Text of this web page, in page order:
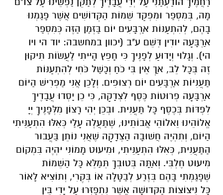
מָה, בְּמִסְפַּר וּמִפְקַד שֵׁמוֹת הַקְּדוֹשִׁים אֲשֶׁר פָּגַמְנוּ
בָהֶם, לְהִתְעַנּוֹת אַרְבָּעִים יוֹם בַּזְּמַן הַזֶּה כְּמִסְפַּר
אַרְבָּעָה יוּדִין דְּשֵׁם ע"ב (יכוון במחשבה: יוד הי ויו
הי). וְגָלוּי וְיָדוּעַ לְפָנֶיךָ כִּי חָפֵץ הָיִיתִי לַעֲשֹוֹת תִּיקוּן
זֶה בְּכָל לֵב, אַךְ אֵין בִּי כֹחַ וְכָשַׁל כֹּחִי לְהִתְעַנּוֹת
תַּעֲנִיּוֹת אַרְבָּעִים יוֹם רְצוּפִים. וְלָכֵן אֲנִי מַפְרִישׁ הַיּוֹם
אַרְבָּעָה פְרוּטוֹת כֶּסֶף לִצְדָקָה, כִּי כֵן יָסְדוּ עֲבָדֶיךָ
לִפְדּוֹת בְּכֶסֶף כָּל תַּעֲנִית. וּבְכֵן יְהִי רָצוֹן מִלְּפָנֶיךָ יְיָ
אֱלוֹהֵינוּ וֵאלוֹהֵי אֲבוֹתֵינוּ, שֶׁתַּעֲלֶה עָלַי כְּאִלּוּ הִתְעַנֵּיתִי
הַיּוֹם, וְתִהְיֶה חֲשׁוּבָה הַצְּדָקָה שֶׁאֲנִי נוֹתֵן בַּעֲבוּר
הַתַּעֲנִית, כְּאִלּוּ הִתְעַנֵּיתִי, וּמִיעוּט מָמוֹנִי יִהְיֶה בִּמְקוֹם
מִיעוּט חֶלְבִּי. וְאַתָּה בְּטוּבְךָ תְּמַלֵּא כָּל הַשֵּׁמוֹת
שֶׁפָּגַמְתִּי בָּהֶם בְּזֶרַע לְבַטָּלָה אוֹ בְּקֶרִי, וְתוֹצִיא לָאוֹר
כָּל נִיצוֹצוֹת הַקְּדוּשָׁה אֲשֶׁר נִתְפַּזְּרוּ עַל יָדִי בֵּין